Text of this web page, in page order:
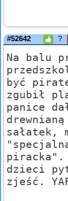
#52642 ?
Na balu
być
zgubił
panice
sałatek,
piracka".
dzieci
zjeść.